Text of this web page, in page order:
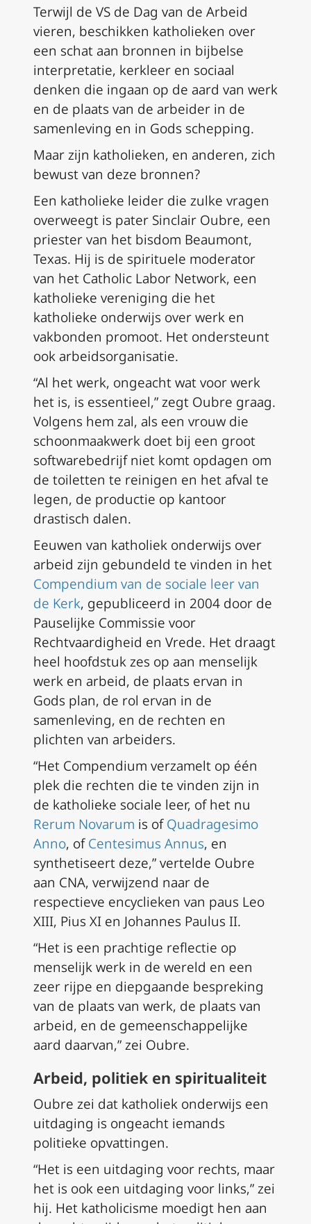
Terwijl de VS de Dag van de Arbeid
vieren, beschikken katholieken over
een schat aan bronnen in bijbelse
interpretatie, kerkleer en sociaal
denken die ingaan op de aard van werk
en de plaats van de arbeider in de
samenleving en in Gods schepping.
Maar zijn katholieken, en anderen, zich
bewust van deze bronnen?
Een katholieke leider die zulke vragen
overweegt is pater Sinclair Oubre, een
priester van het bisdom Beaumont,
Texas. Hij is de spirituele moderator
van het Catholic Labor Network, een
katholieke vereniging die het
katholieke onderwijs over werk en
vakbonden promoot. Het ondersteunt
ook arbeidsorganisatie.
“Al het werk, ongeacht wat voor werk
het is, is essentieel,” zegt Oubre graag.
Volgens hem zal, als een vrouw die
schoonmaakwerk doet bij een groot
softwarebedrijf niet komt opdagen om
de toiletten te reinigen en het afval te
legen, de productie op kantoor
drastisch dalen.
Eeuwen van katholiek onderwijs over
arbeid zijn gebundeld te vinden in het
Compendium van de sociale leer van
de Kerk, gepubliceerd in 2004 door de
Pauselijke Commissie voor
Rechtvaardigheid en Vrede. Het draagt
heel hoofdstuk zes op aan menselijk
werk en arbeid, de plaats ervan in
Gods plan, de rol ervan in de
samenleving, en de rechten en
plichten van arbeiders.
“Het Compendium verzamelt op één
plek die rechten die te vinden zijn in
de katholieke sociale leer, of het nu
Rerum Novarum is ofQuadragesimo
Anno, ofCentesimus Annus, en
synthetiseert deze,” vertelde Oubre
aan CNA, verwijzend naar de
respectieve encyclieken van paus Leo
XIII, Pius XI en Johannes Paulus II.
“Het is een prachtige reflectie op
menselijk werk in de wereld en een
zeer rijpe en diepgaande bespreking
van de plaats van werk, de plaats van
arbeid, en de gemeenschappelijke
aard daarvan,” zei Oubre.
Arbeid, politiek en spiritualiteit
Oubre zei dat katholiek onderwijs een
uitdaging is ongeacht iemands
politieke opvattingen.
“Het is een uitdaging voor rechts, maar
het is ook een uitdaging voor links,” zei
hij. Het katholicisme moedigt hen aan